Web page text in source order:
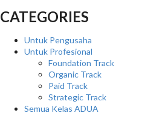
CATEGORIES
Untuk Pengusaha
Untuk Profesional
Foundation Track
Organic Track
Paid Track
Strategic Track
Semua Kelas ADUA